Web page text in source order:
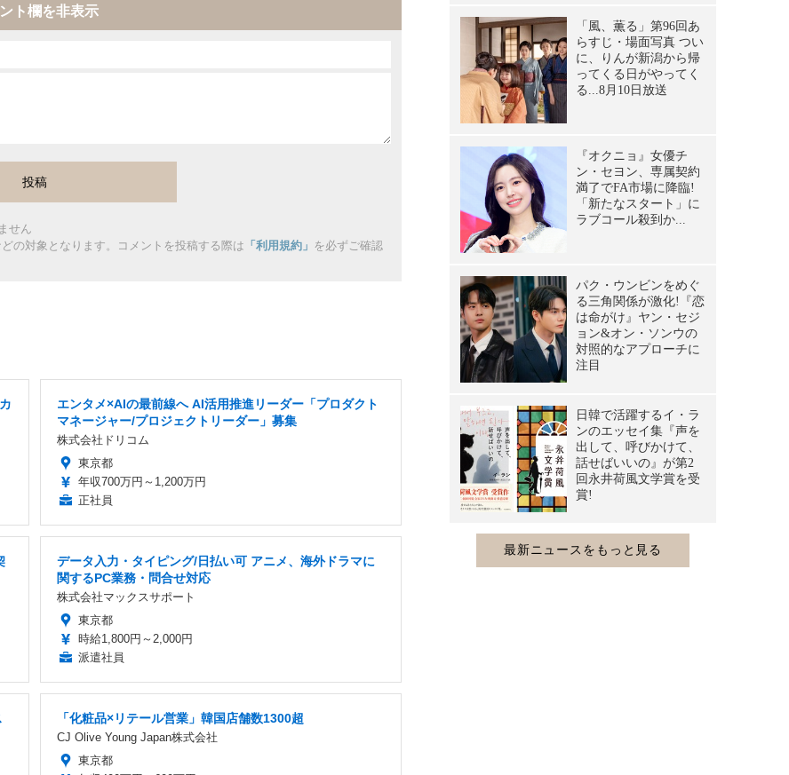
ト欄を非表示
せん
の対象となります。コメントを投稿する際は 「利用規約」 を必ずご確認
エンタメ×AIの最前線へ AI活用推進リーダー「プロダクト
マネージャー/プロジェクトリーダー」募集
株式会社ドリコム
東京都
年収700万円～1,200万円
正社員
データ入力・タイピング/日払い可 アニメ、海外ドラマに
関するPC業務・問合せ対応
株式会社マックスサポート
東京都
時給1,800円～2,000円
派遣社員
「化粧品×リテール営業」韓国店舗数1300超
CJ Olive Young Japan株式会社
東京都